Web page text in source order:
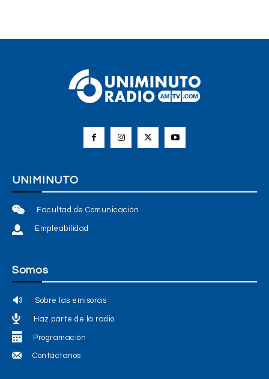
UNIMINUTO
Facultad de Comunicación
Empleabilidad
Somos
Sobre las emisoras
Haz parte de la radio
Programación
Contáctanos